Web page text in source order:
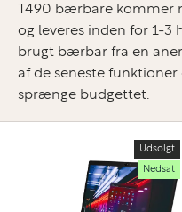
T490 bærbare kommer
og leveres inden for 1-3
brugt bærbar fra en
af de seneste
sprænge budgettet.
Udsolgt
Nedsat